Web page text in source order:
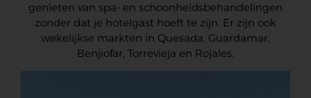
genieten van spa- en schoonheidsbehandelingen
zonder dat je hotelgast hoeft te zijn. Er zijn ook
wekelijkse markten in Quesada, Guardamar,
Benjiofar, Torrevieja en Rojales.